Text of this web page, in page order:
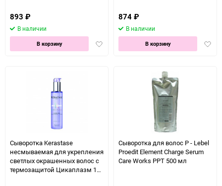
893 ₽
В наличии
Добавить
В корзину
874 ₽
В наличии
В корзину
Сыворотка Kerastase
несмываемая для укрепления
светлых окрашенных волос с
термозащитой Цикаплазм 150
Сыворотка для волос P - Lebel
Proedit Element Charge Serum
Care Works PPT 500 мл